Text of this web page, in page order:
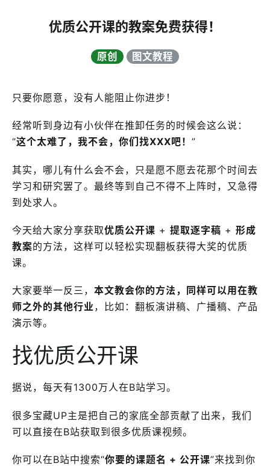
优质公开课的教案免费获得！
原创 图文教程
只要你愿意，没有人能阻止你进步！
经常听到身边有小伙伴在推卸任务的时候会这么说：
“这个太难了，我不会，你们找XXX吧！ ”
其实，哪儿有什么会不会，只是愿不愿去花那个时间去
学习和研究罢了。最终等到自己不得不上阵时，又急得
到处求人。
今天给大家分享获取优质公开课 + 提取逐字稿 + 形成
教案的方法，这样可以轻松实现翻板获得大奖的优质
课。
大家要举一反三， 本文教会你的方法，同样可以用在教
师之外的其他行业 ，比如：翻板演讲稿、广播稿、产品
演示等。
找优质公开课
据说，每天有1300万人在B站学习。
很多宝藏UP主是把自己的家底全部贡献了出来，我们
可以直接在B站获取到很多优质课视频。
你可以在B站中搜索“你要的课题名 + 公开课”来找到你